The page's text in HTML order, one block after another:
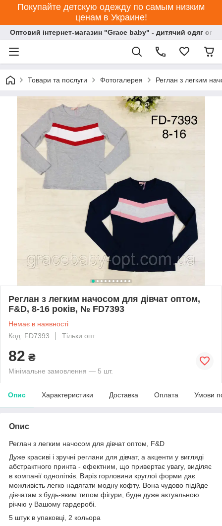
Покупайте детскую одежду по самым низким
ценам в Украине!
Оптовий інтернет-магазин "Grace baby" - дитячий одяг
Товари та послуги Фотогалерея Реглан з легким
Реглан з легким начосом для дівчат оптом,
F&D, 8-16 років, № FD7393
Немає в наявності
Код: FD7393
Тільки опт
82 ₴
Мінімальне замовлення — 5 шт.
Опис Характеристики Доставка Оплата Умови
Опис
Реглан з легким начосом для дівчат оптом, F&D
Дуже красиві і зручні реглани для дівчат, а акценти у вигляді
абстрактного принта - ефектним, що привертає увагу, виділяє
в компанії однолітків. Виріз горловини круглої форми дає
можливість легко надягати модну кофту. Вона чудово підійде
дівчатам з будь-яким типом фігури, буде дуже актуальною
річчю у Вашому гардеробі.
5 штук в упаковці, 2 кольора